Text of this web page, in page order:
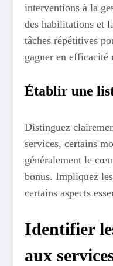
interventions à la
des habilitations et
tâches répétitives
gagner en efficacité
Établir une
Distinguez
services, certains
généralement le
bonus. Impliquez
certains aspects
Identifier
aux